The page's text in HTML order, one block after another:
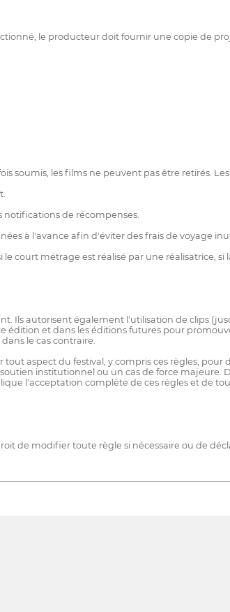
le producteur doit fournir une copie de
soumis, les films ne peuvent pas être retirés.
notifications de récompenses.
à l'avance afin d'éviter des frais de voyage
court métrage est réalisé par une réalisatrice,
Ils autorisent également l'utilisation de clips
et dans les éditions futures pour
le cas contraire.
aspect du festival, y compris ces règles,
institutionnel ou un cas de force majeure.
l'acceptation complète de ces règles et de
de modifier toute règle si nécessaire ou de